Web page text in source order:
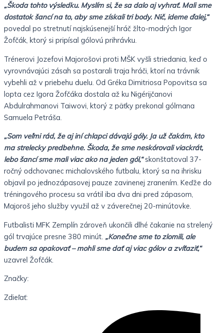
„Škoda tohto výsledku. Myslím si, že sa dalo aj vyhrať. Mali sme
dostatok šancí na to, aby sme získali tri body. Nič, ideme ďalej,“
povedal po stretnutí najskúsenejší hráč žlto-modrých Igor
Žofčák, ktorý si pripísal gólovú prihrávku.
Trénerovi Jozefovi Majorošovi proti MŠK vyšli striedania, keď o
vyrovnávajúci zásah sa postarali traja hráči, ktorí na trávnik
vybehli až v priebehu duelu. Od Gréka Dimitriosa Popovitsa sa
lopta cez Igora Žofčáka dostala až ku Nigérijčanovi
Abdulrahmanovi Taiwovi, ktorý z päťky prekonal gólmana
Samuela Petráša.
„Som veľmi rád, že aj iní chlapci dávajú góly. Ja už čakám, kto
ma strelecky predbehne. Škoda, že sme neskórovali viackrát,
lebo šancí sme mali viac ako na jeden gól,“skonštatoval 37-
ročný odchovanec michalovského futbalu, ktorý sa na ihrisku
objavil po jednozápasovej pauze zavinenej zranením. Keďže do
tréningového procesu sa vrátil iba dva dni pred zápasom,
Majoroš jeho služby využil až v záverečnej 20-minútovke.
Futbalisti MFK Zemplín zároveň ukončili dlhé čakanie na strelený
gól trvajúce presne 380 minút. „Konečne sme to zlomili, ale
budem sa opakovať – mohli sme dať aj viac gólov a zvíťaziť,“
uzavrel Žofčák.
Značky:
Zdieľať: